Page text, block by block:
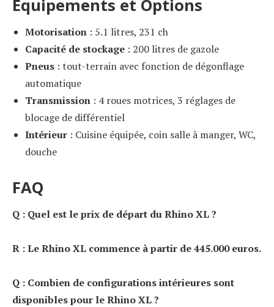
Équipements et Options
Motorisation: 5.1 litres, 231 ch
Capacité de stockage: 200 litres de gazole
Pneus: tout-terrain avec fonction de dégonflage
automatique
Transmission: 4 roues motrices, 3 réglages de
blocage de différentiel
Intérieur: Cuisine équipée, coin salle à manger, WC,
douche
FAQ
Q : Quel est le prix de départ du Rhino XL ?
R : Le Rhino XL commence à partir de 445.000 euros.
Q : Combien de configurations intérieures sont
disponibles pour le Rhino XL ?